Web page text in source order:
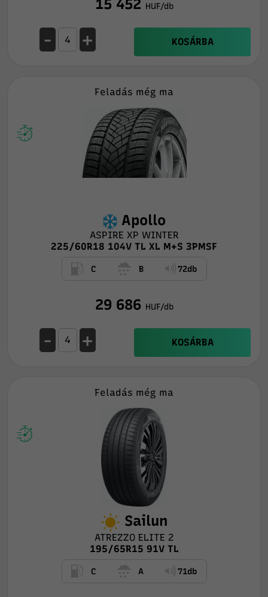
15 452 HUF/db
- + KOSÁRBA
Feladás még ma
Apollo
ASPIRE XP WINTER
225/60R18 104V TL XL M+S 3PMSF
C B 72db
29 686 HUF/db
- + KOSÁRBA
Feladás még ma
Sailun
ATREZZO ELITE 2
195/65R15 91V TL
C A 71db